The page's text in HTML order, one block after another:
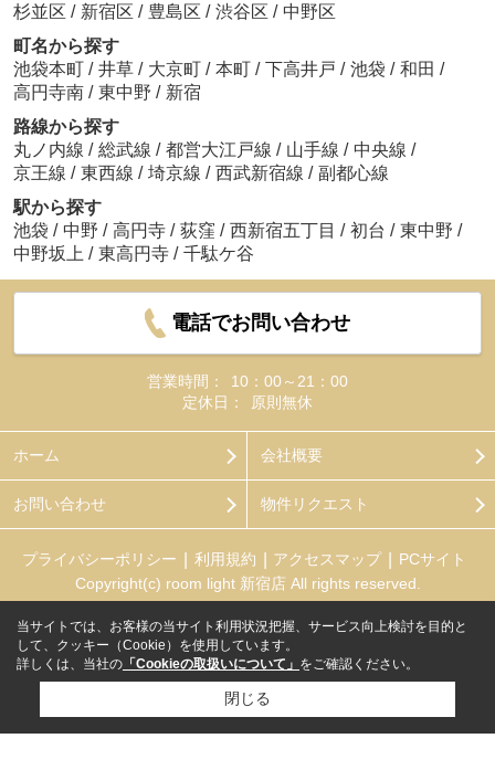
杉並区 / 新宿区 / 豊島区 / 渋谷区 / 中野区
町名から探す
池袋本町 / 井草 / 大京町 / 本町 / 下高井戸 / 池袋 / 和田 /
高円寺南 / 東中野 / 新宿
路線から探す
丸ノ内線 / 総武線 / 都営大江戸線 / 山手線 / 中央線 /
京王線 / 東西線 / 埼京線 / 西武新宿線 / 副都心線
駅から探す
池袋 / 中野 / 高円寺 / 荻窪 / 西新宿五丁目 / 初台 / 東中野 /
中野坂上 / 東高円寺 / 千駄ケ谷
電話でお問い合わせ
営業時間：
10：00～21：00
定休日：
原則無休
ホーム 会社概要
お問い合わせ 物件リクエスト
プライバシーポリシー 利用規約 アクセスマップ
PCサイト
Copyright(c) room light 新宿店 All rights reserved.
当サイトでは、お客様の当サイト利用状況把握、サービス向上検討を目的と
して、クッキー（Cookie）を使用しています。
詳しくは、当社の 「Cookieの取扱いについて」 をご確認ください。
閉じる